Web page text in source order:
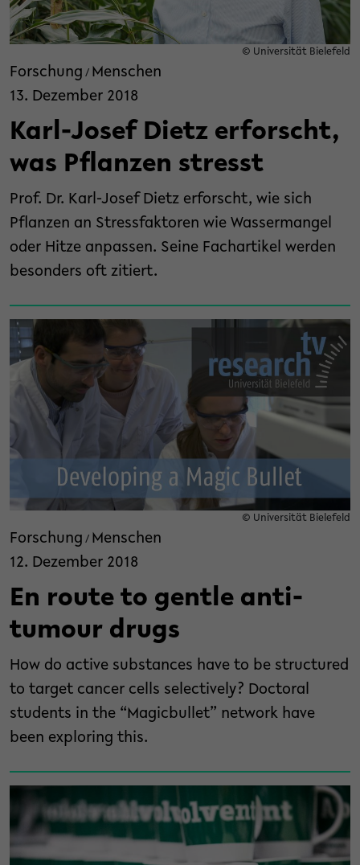
© Universität Bielefeld
Forschung / Menschen
13. Dezember 2018
Karl-Josef Dietz erforscht,
was Pflanzen stresst
Prof. Dr. Karl-Josef Dietz erforscht, wie sich
Pflanzen an Stressfaktoren wie Wassermangel
oder Hitze anpassen. Seine Fachartikel werden
besonders oft zitiert.
© Universität Bielefeld
Forschung / Menschen
12. Dezember 2018
En route to gentle anti-
tumour drugs
How do active substances have to be structured
to target cancer cells selectively? Doctoral
students in the “Magicbullet” network have
been exploring this.